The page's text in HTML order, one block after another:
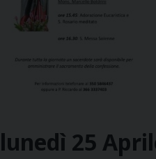
lunedì 25